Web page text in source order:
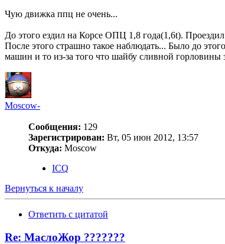
Чую движка ппц не очень...
До этого ездил на Корсе ОПЦ 1,8 года(1,6t).
После этого страшно такое наблюдать... Было до
машин и то из-за того что шайбу сливной
Moscow-
Сообщения: 129
Зарегистрирован: Вт, 05 июн 2012, 13:57
Откуда: Moscow
ICQ
Вернуться к началу
Ответить с цитатой
Re: МаслоЖор ???????